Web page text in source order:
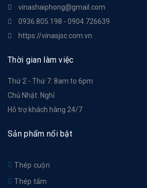
vinashaiphong@gmail.com
0936.805.198 - 0904.726639
https://vinasjsc.com.vn
Thời gian làm việc
Thứ 2 - Thứ 7: 8am to 6pm
Chủ Nhật: Nghỉ
Hỗ trợ khách hàng 24/7
Sản phẩm nổi bật
Thép cuộn
Thép tấm